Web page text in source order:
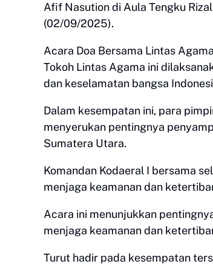
Afif Nasution di Aula Tengku
(02/09/2025).
Acara Doa Bersama Lintas
Tokoh Lintas Agama ini
dan keselamatan bangsa
Dalam kesempatan ini, para
menyerukan pentingnya
Sumatera Utara.
Komandan Kodaeral I bersama
menjaga keamanan dan
Acara ini menunjukkan
menjaga keamanan dan
Turut hadir pada kesempatan